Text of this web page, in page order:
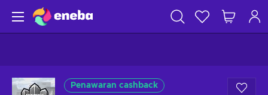
Penawaran cashback